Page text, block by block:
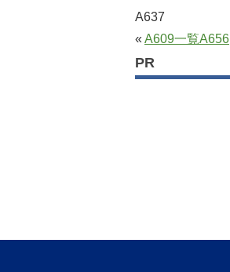
A637
« A609一覧A656
PR